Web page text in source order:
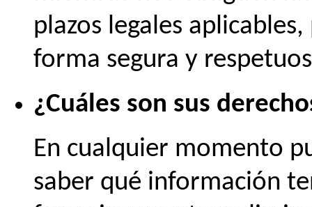
plazos legales
forma segura y
¿Cuáles son sus
En cualquier momento
saber qué información